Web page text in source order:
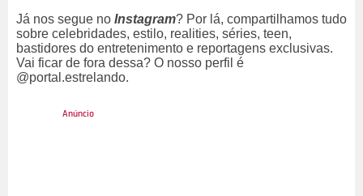
Já nos segue no Instagram? Por lá, compartilhamos tudo
sobre celebridades, estilo, realities, séries, teen,
bastidores do entretenimento e reportagens exclusivas.
Vai ficar de fora dessa? O nosso perfil é
@portal.estrelando.